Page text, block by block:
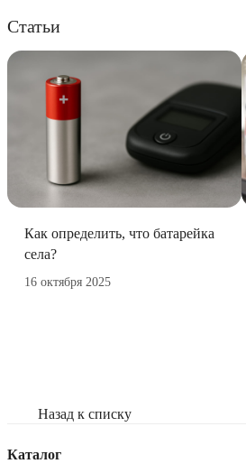
Статьи
Как определить, что батарейка
села?
16 октября 2025
Назад к списку
Каталог